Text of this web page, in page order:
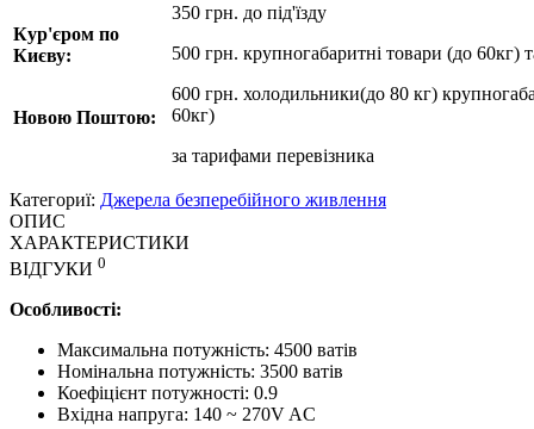
Кур'єром по
Києву:
Новою Поштою:
350 грн. до під'їзду
500 грн. крупногабаритні товари (до 60кг)
600 грн. холодильники(до 80 кг)
60кг)
за тарифами перевізника
Категориї: Джерела безперебійного живлення
ОПИС
ХАРАКТЕРИСТИКИ
ВІДГУКИ 0
Особливості:
Максимальна потужність: 4500 ватів
Номінальна потужність: 3500 ватів
Коефіцієнт потужності: 0.9
Вхідна напруга: 140 ~ 270V AC